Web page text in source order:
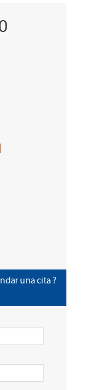
una cita ?